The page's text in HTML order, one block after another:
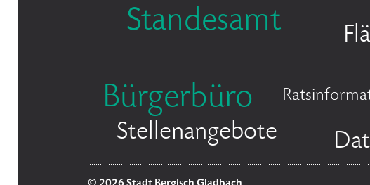
Standesamt
Bürgerbüro
Stellenangebote